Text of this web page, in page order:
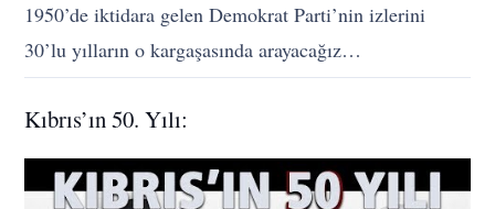
1950’de iktidara gelen Demokrat Parti’nin izlerini
30’lu yılların o kargaşasında arayacağız…
Kıbrıs’ın 50. Yılı: